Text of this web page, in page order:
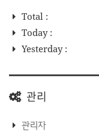
Total :
Today :
Yesterday :
관리
관리자